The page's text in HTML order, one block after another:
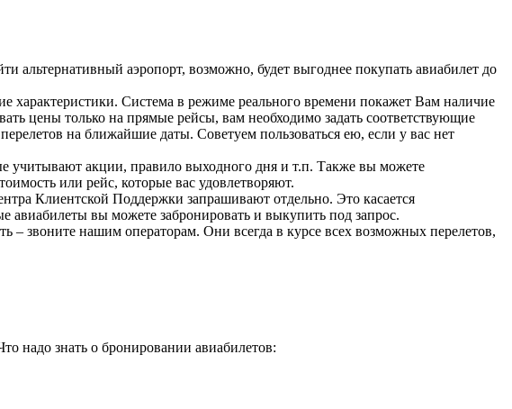
аэропорт, возможно, будет выгоднее покупать авиабилет до
характеристики. Система в режиме реального времени покажет Вам наличие
цены только на прямые рейсы, вам необходимо задать соответствующие
на ближайшие даты. Советуем пользоваться ею, если у вас нет
учитывают акции, правило выходного дня и т.п. Также вы можете
или рейс, которые вас удовлетворяют.
Клиентской Поддержки запрашивают отдельно. Это касается
авиабилеты вы можете забронировать и выкупить под запрос.
– звоните нашим операторам. Они всегда в курсе всех возможных перелетов,
надо знать о бронировании авиабилетов: